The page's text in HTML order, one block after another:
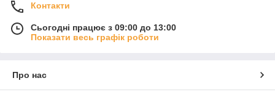
Контакти
Сьогодні працює з 09:00 до 13:00
Показати весь графік роботи
Про нас